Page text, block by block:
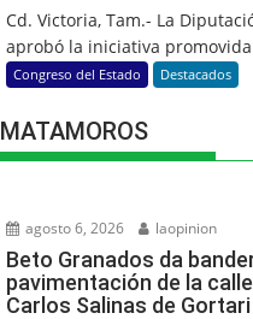
Cd. Victoria, Tam.- La
aprobó la iniciativa
Congreso del Estado Destacados
MATAMOROS
agosto 6, 2026 laopinion
Beto Granados da
pavimentación de la
Carlos Salinas de Gortari